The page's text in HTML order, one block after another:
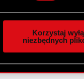
Wykorzystujemy pliki
społecznościowym,
otrzymanymi od
zgadasz się na
Korzystaj
niezbędnych